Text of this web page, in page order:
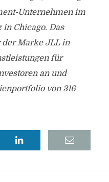
Unternehmen im
Chicago. Das
Marke JLL in
für
an und
von 316